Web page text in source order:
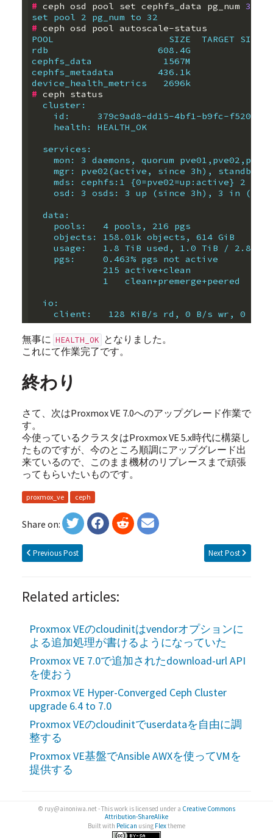
# ceph osd pool set cephfs_data pg_num 32
set pool 2 pg_num to 32
#
POOL                     SIZE  TARGET SIZE  RATE
rdb                    608.4G
cephfs_data             1567M
cephfs_metadata        436.1k
device_health_metrics   2696k
#
  cluster:
id:     379c9ad8-dd15-4bf1-b9fc-
    health: HEALTH_OK
  services:
mon: 3 daemons, quorum
mgr: pve02(active, since 3h), standbys:
mds: cephfs:1 {0=pve02=up:active} 2
osd: 3 osds: 3 up (since 3h), 3 in
  data:
    pools:   4 pools, 216 pgs
    objects: 158.01k objects, 614 GiB
usage:   1.8 TiB used, 1.0 TiB / 2.8
    pgs:     0.463% pgs not active
             215 active+clean
             1   clean+premerge+peered
  io:
client:   128 KiB/s rd, 0 B/s wr, 0 op/
無事に HEALTH_OK となりました。
これにて作業完了です。
終わり
さて、次はProxmox VE 7.0へのアップグレード作業で
す。
今使っているクラスタはProxmox VE 5.x時代に構築し
たものですが、今のところ順調にアップグレード出
来ているので、このまま機材のリプレースまで頑張
ってもらいたいものです。
proxmox_ve ceph
Share on:
Previous Post Next Post
Related articles:
Proxmox VEのcloudinitはvendorオプションに
よる追加処理が書けるようになっていた
Proxmox VE 7.0で追加されたdownload-url API
を使おう
Proxmox VE Hyper-Converged Ceph Cluster
upgrade 6.4 to 7.0
Proxmox VEのcloudinitでuserdataを自由に調
整する
Proxmox VE基盤でAnsible AWXを使ってVMを
提供する
© ruy@ainoniwa.net - This work is licensed under a Creative Commons
Attribution-ShareAlike
Built with Pelican using Flextheme